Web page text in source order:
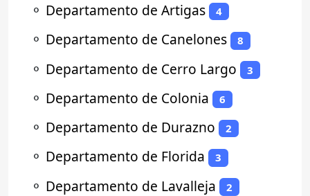
⚬ Departamento de Artigas 4
⚬ Departamento de Canelones 8
⚬ Departamento de Cerro Largo 3
⚬ Departamento de Colonia 6
⚬ Departamento de Durazno 2
⚬ Departamento de Florida 3
⚬ Departamento de Lavalleja 2